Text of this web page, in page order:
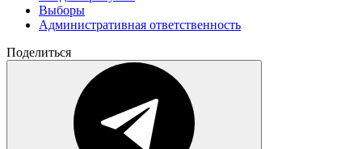
Выборы
Административная ответственность
Поделиться